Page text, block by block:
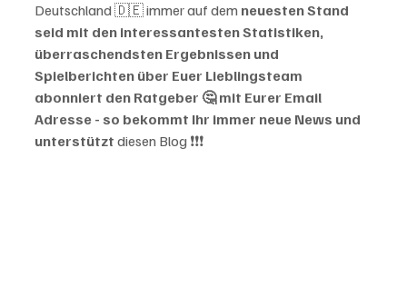
Deutschland 🇩🇪 immer auf dem neuesten Stand
seid mit den interessantesten Statistiken,
überraschendsten Ergebnissen und
Spielberichten über Euer Lieblingsteam
abonniert den Ratgeber 🤔 mit Eurer Email
Adresse - so bekommt Ihr immer neue News und
unterstützt diesen Blog ❗️❗️❗️